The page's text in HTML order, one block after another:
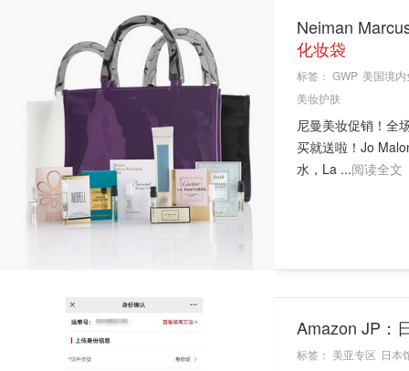
Neiman
化妆袋
标签： GWP 美国境
美妆护肤
尼曼美妆促销！全
买就送啦！Jo
水，La ...阅读全文
Amazon JP：
标签： 美亚专区 日本